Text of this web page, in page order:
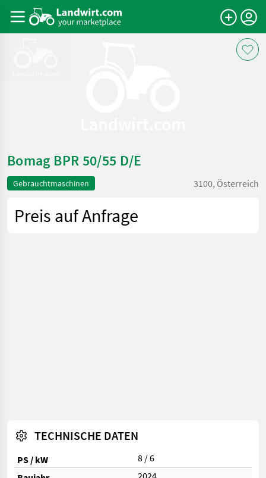
Bomag BPR 50/55 D/E
Gebrauchtmaschinen 3100, Österreich
Preis auf Anfrage
TECHNISCHE DATEN
PS / kW
8 / 6
2024